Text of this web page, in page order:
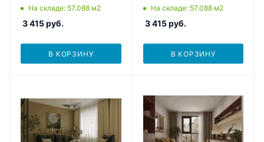
На складе: 57.088 м2
3 415руб.
В КОРЗИНУ
На складе: 57.088 м2
3 415руб.
В КОРЗИНУ